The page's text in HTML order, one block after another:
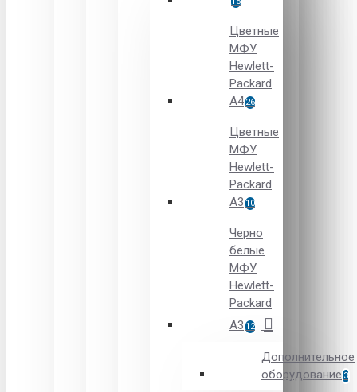
Цветные
МФУ
Hewlett-
Packard
A426
Цветные
МФУ
Hewlett-
Packard
А3 10
Черно
белые
МФУ
Hewlett-
Packard
А3 12
Дополнительное
оборудование 3